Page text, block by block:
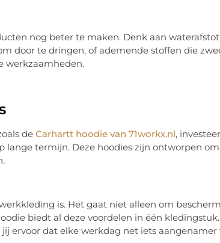
nog beter te maken. Denk aan
door te dringen, of ademende stoffen die
werkzaamheden.
de Carhartt hoodie van 71workx.nl,
termijn. Deze hoodies zijn ontworpen
is. Het gaat niet alleen om
biedt al deze voordelen in één
ervoor dat elke werkdag net iets aangenamer